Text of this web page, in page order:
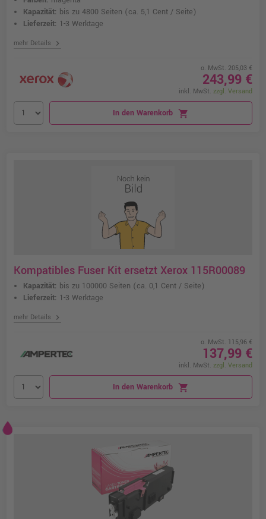
Kapazität: bis zu 4800 Seiten (ca. 5,1 Cent / Seite)
Lieferzeit: 1-3 Werktage
mehr Details chevron_right
o. MwSt. 205,03 €
243,99 €
inkl. MwSt. zzgl. Versand
In den Warenkorb shopping_cart
Kompatibles Fuser Kit ersetzt Xerox 115R00089
Kapazität: bis zu 100000 Seiten (ca. 0,1 Cent / Seite)
Lieferzeit: 1-3 Werktage
mehr Details chevron_right
o. MwSt. 115,96 €
137,99 €
inkl. MwSt. zzgl. Versand
In den Warenkorb shopping_cart